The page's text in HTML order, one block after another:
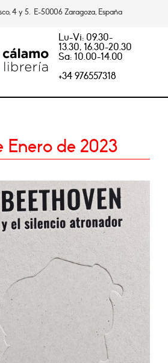
4 y 5. E-50006 Zaragoza, España
Lu-Vi: 09.30-
13.30, 16.30-20.30
Sa: 10.00-14.00
+34 976557318
Enero de 2023